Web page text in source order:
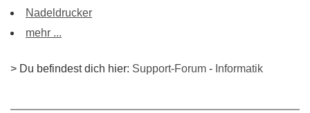
Nadeldrucker
mehr ...
> Du befindest dich hier: Support-Forum - Informatik